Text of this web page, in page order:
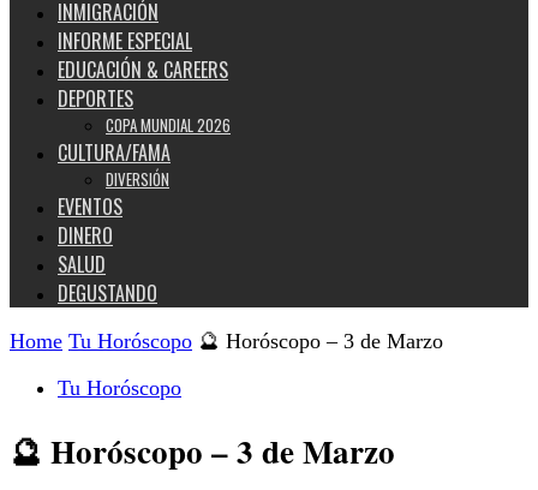
INMIGRACIÓN
INFORME ESPECIAL
EDUCACIÓN & CAREERS
DEPORTES
COPA MUNDIAL 2026
CULTURA/FAMA
DIVERSIÓN
EVENTOS
DINERO
SALUD
DEGUSTANDO
Home Tu Horóscopo 🔮 Horóscopo – 3 de Marzo
Tu Horóscopo
🔮 Horóscopo – 3 de Marzo